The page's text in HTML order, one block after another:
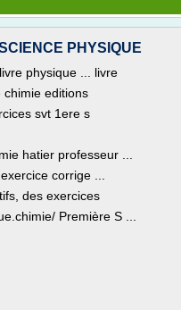
PHYSIQUE
physique ... livre
editions
svt 1ere s
hatier professeur ...
corrige ...
des exercices
Première S ...